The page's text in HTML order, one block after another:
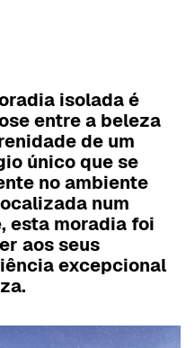
isolada é
entre a beleza
de um
único que se
no ambiente
num
esta moradia foi
aos seus
excepcional